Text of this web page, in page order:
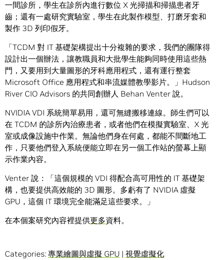
一間診所，學生在診所內進行數位 X 光掃描和掃描患者牙
齒；還有一處研究實驗室，學生在此製作模型、打磨牙套和
製作 3D 列印假牙。
「TCDM 對 IT 基礎架構提出十分複雜的要求，我們的團隊得
設計出一個辦法，讓教職員和大批學生能夠同時使用這些熱
門，又要用到大量圖形的牙科應用程式，還有運行整套
Microsoft Office 應用程式和串流媒體教學影片。」Hudson
River CIO Advisors 的共同創辦人 Behan Venter 說。
NVIDIA VDI 系統簡單易用，還可無縫搬移連線。師生們可以
在 TCDM 的診所內治療患者，或者他們在模擬實驗室、X 光
室或成像設施中作業。無論他們身在何處，都能不間斷地工
作，只要他們登入系統便能立即在另一個工作站的螢幕上顯
示作業內容。
Venter 說：「這個規模的 VDI 得配合高可用性的 IT 基礎架
構，也要提供高效能的 3D 圖形。多虧有了 NVIDIA 虛擬
GPU，這個 IT 環境完全能滿足這些要求。」
在本個案研究內容裡提供更多資料。
Categories: 專業繪圖與虛擬 GPU | 視覺虛擬化